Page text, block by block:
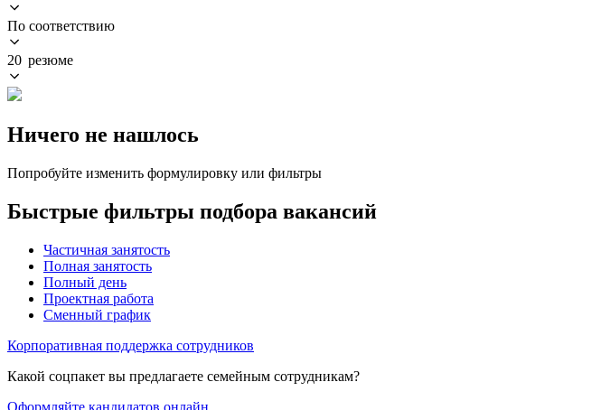
По соответствию
20 резюме
Ничего не нашлось
Попробуйте изменить формулировку или фильтры
Быстрые фильтры подбора вакансий
Частичная занятость
Полная занятость
Полный день
Проектная работа
Сменный график
Корпоративная поддержка сотрудников
Какой соцпакет вы предлагаете семейным сотрудникам?
Оформляйте кандидатов онлайн